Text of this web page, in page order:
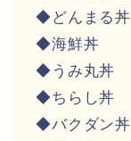
◆どんまる丼
◆海鮮丼
◆うみ丸丼
◆ちらし丼
◆バクダン丼